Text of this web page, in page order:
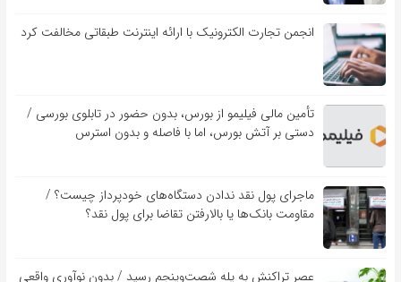
انجمن تجارت الکترونیک با ارائه اینترنت طبقاتی مخالفت کرد
تأمین مالی فیلیمو از بورس، بدون حضور در تابلوی بورسی /
دستی بر آتش بورس، اما با فاصله و بدون استرس
ماجرای پول نقد ندادن دستگاه‌های خودپرداز چیست؟ /
مقاومت بانک‌ها یا بالارفتن تقاضا برای پول نقد؟
عصر تراکنش به پله شصت‌وپنجم رسید / بدون نوآوری واقعی